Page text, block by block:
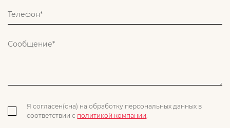
Я согласен(сна) на обработку персональных данных в
соответствии с политикой компании